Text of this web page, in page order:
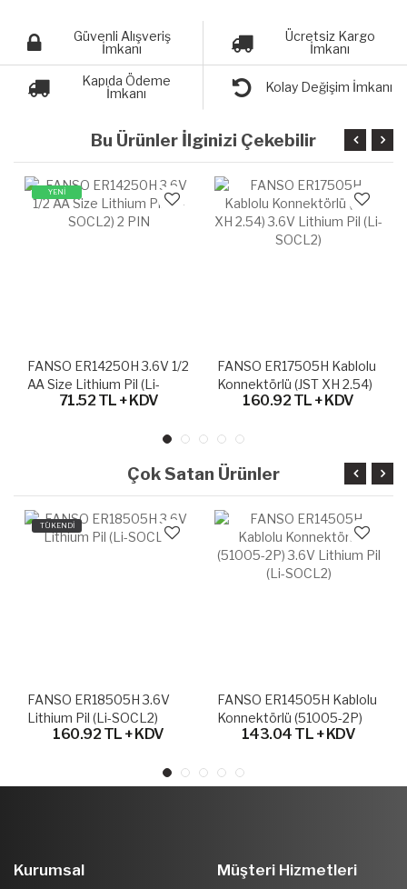
Güvenli Alışveriş
İmkanı
Ücretsiz Kargo
İmkanı
Kapıda Ödeme
İmkanı
Kolay Değişim İmkanı
Bu Ürünler İlginizi Çekebilir
YENİ
FANSO ER14250H 3.6V 1/2
AA Size Lithium Pil (Li-
SOCL2) 2 PIN
71.52 TL + KDV
FANSO ER17505H Kablolu
Konnektörlü (JST XH 2.54)
3.6V Lithium Pil (Li-SOCL2)
160.92 TL + KDV
Çok Satan Ürünler
TÜKENDİ
FANSO ER18505H 3.6V
Lithium Pil (Li-SOCL2)
160.92 TL + KDV
FANSO ER14505H Kablolu
Konnektörlü (51005-2P)
3.6V Lithium Pil (Li-SOCL2)
143.04 TL + KDV
Kurumsal Müşteri Hizmetleri